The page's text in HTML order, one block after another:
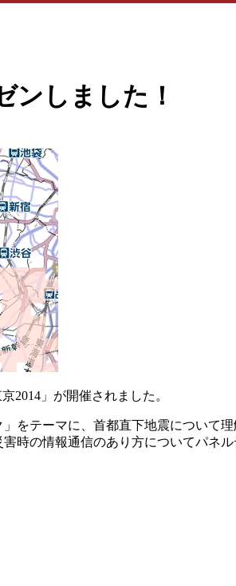
ンしました！
2014」が開催されました。
をテーマに、首都直下地震につい
時の情報通信のあり方についてパネ